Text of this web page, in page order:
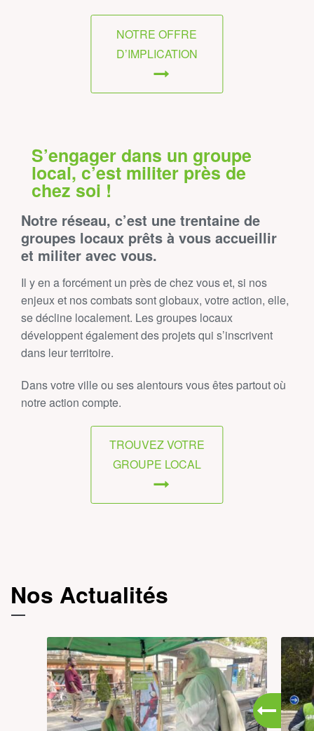
NOTRE OFFRE
D’IMPLICATION
S’engager dans un groupe
local, c’est militer près de
chez soi !
Notre réseau, c’est une trentaine de
groupes locaux prêts à vous accueillir
et militer avec vous.
Il y en a forcément un près de chez vous et, si nos
enjeux et nos combats sont globaux, votre action, elle,
se décline localement. Les groupes locaux
développent également des projets qui s’inscrivent
dans leur territoire.
Dans votre ville ou ses alentours vous êtes partout où
notre action compte.
TROUVEZ VOTRE
GROUPE LOCAL
Nos Actualités